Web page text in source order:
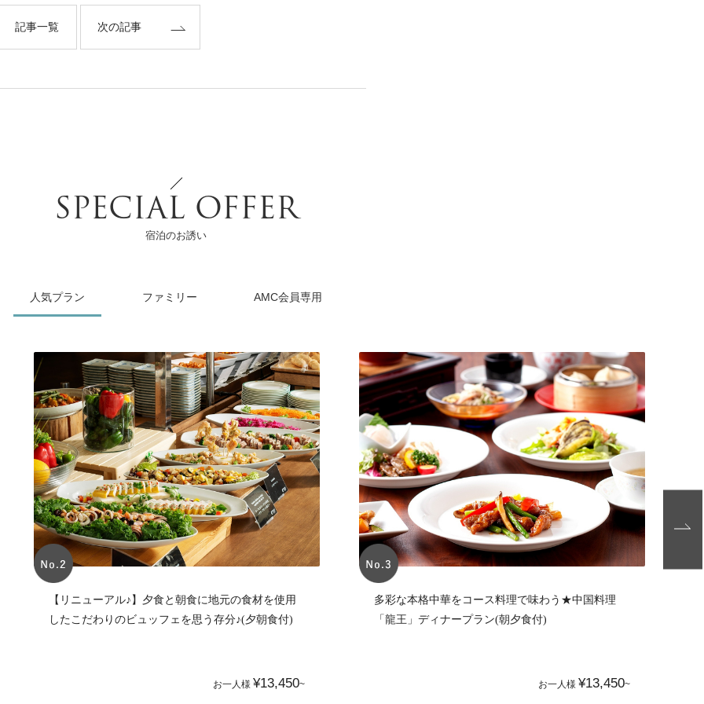
記事一覧 次の記事
SPECIAL OFFER
宿泊のお誘い
人気プラン ファミリー AMC会員専用
【リニューアル♪】夕食と朝食に地元の食材を使用
したこだわりのビュッフェを思う存分♪(夕朝食付)
お一人様 ¥13,450~
多彩な本格中華をコース料理で味わう★中国料理
「龍王」ディナープラン(朝夕食付)
お一人様 ¥13,450~